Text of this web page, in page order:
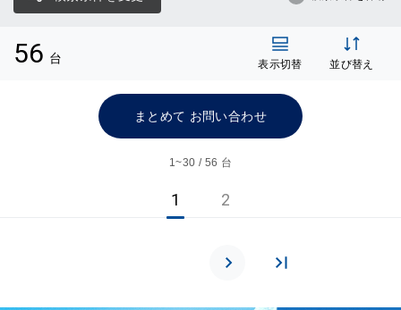
56 台 表示切替 並び替え
まとめて お問い合わせ
1~30 / 56 台
1 2